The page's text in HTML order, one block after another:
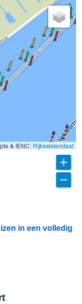
& IENC: Rijkswaterstaat
in een volledig